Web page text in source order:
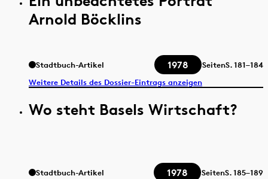
Arnold Böcklins
Stadtbuch-Artikel 1978 SeitenS.181–184
Weitere Details des Dossier-Eintrags anzeigen
Wo steht Basels Wirtschaft?
Stadtbuch-Artikel 1978 SeitenS.185–189